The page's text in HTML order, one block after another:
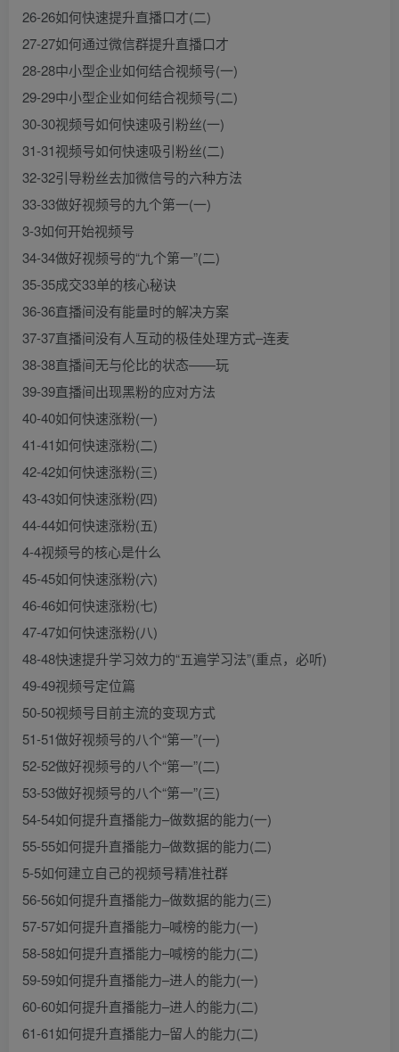
26-26如何快速提升直播口才(二)
27-27如何通过微信群提升直播口才
28-28中小型企业如何结合视频号(一)
29-29中小型企业如何结合视频号(二)
30-30视频号如何快速吸引粉丝(一)
31-31视频号如何快速吸引粉丝(二)
32-32引导粉丝去加微信号的六种方法
33-33做好视频号的九个第一(一)
3-3如何开始视频号
34-34做好视频号的“九个第一”(二)
35-35成交33单的核心秘诀
36-36直播间没有能量时的解决方案
37-37直播间没有人互动的极佳处理方式–连麦
38-38直播间无与伦比的状态——玩
39-39直播间出现黑粉的应对方法
40-40如何快速涨粉(一)
41-41如何快速涨粉(二)
42-42如何快速涨粉(三)
43-43如何快速涨粉(四)
44-44如何快速涨粉(五)
4-4视频号的核心是什么
45-45如何快速涨粉(六)
46-46如何快速涨粉(七)
47-47如何快速涨粉(八)
48-48快速提升学习效力的“五遍学习法”(重点，必听)
49-49视频号定位篇
50-50视频号目前主流的变现方式
51-51做好视频号的八个“第一”(一)
52-52做好视频号的八个“第一”(二)
53-53做好视频号的八个“第一”(三)
54-54如何提升直播能力–做数据的能力(一)
55-55如何提升直播能力–做数据的能力(二)
5-5如何建立自己的视频号精准社群
56-56如何提升直播能力–做数据的能力(三)
57-57如何提升直播能力–喊榜的能力(一)
58-58如何提升直播能力–喊榜的能力(二)
59-59如何提升直播能力–进人的能力(一)
60-60如何提升直播能力–进人的能力(二)
61-61如何提升直播能力–留人的能力(二)